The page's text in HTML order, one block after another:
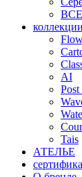
коллекции
AI
Tais
АТЕЛЬЕ